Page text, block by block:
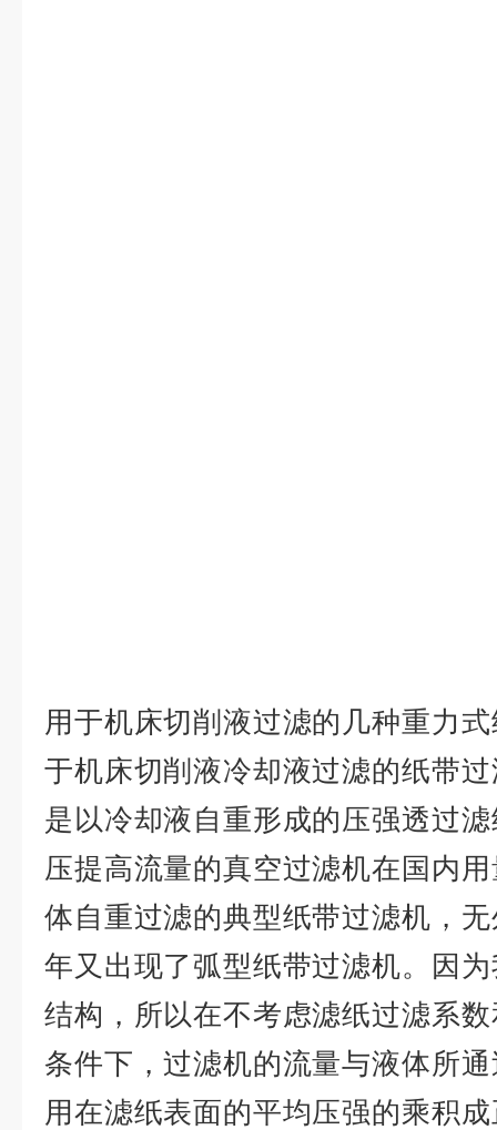
用于机床切削液过滤的几种重力
于机床切削液冷却液过滤的纸带
是以冷却液自重形成的压强透过
压提高流量的真空过滤机在国内
体自重过滤的典型纸带过滤机，
年又出现了弧型纸带过滤机。因
结构，所以在不考虑滤纸过滤系
条件下，过滤机的流量与液体所
用在滤纸表面的平均压强的乘积